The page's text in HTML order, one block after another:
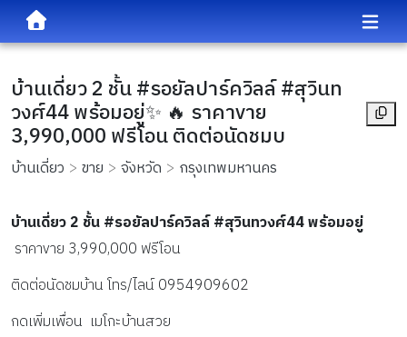
บ้านเดี่ยว 2 ชั้น #รอยัลปาร์ควิลล์ #สุวินท
วงศ์44 พร้อมอยู่✨ 🔥 ราคาvาย
3,990,000 ฟรีโอน ติดต่อนัดชมบ
บ้านเดี่ยว ขาย จังหวัด กรุงเทพมหานคร
บ้านเดี่ยว 2 ชั้น #รอยัลปาร์ควิลล์ #สุวินทวงศ์44 พร้อมอยู่
ราคาvาย 3,990,000 ฟรีโอน
ติดต่อนัดชมบ้าน โทร/ไลน์ 0954909602
กดเพิ่มเพื่อน  เมโกะบ้านสวย